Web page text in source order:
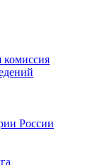
комиссия
России